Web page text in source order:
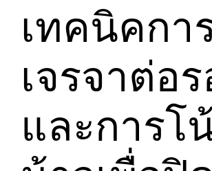
เทคนิคกา
เจรจาต่อร
และการโ